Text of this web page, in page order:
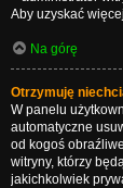
Aby uzyskać
Na górę
Otrzymuję
W panelu
automatyczne
od kogoś
witryny, którzy
jakichkolwiek